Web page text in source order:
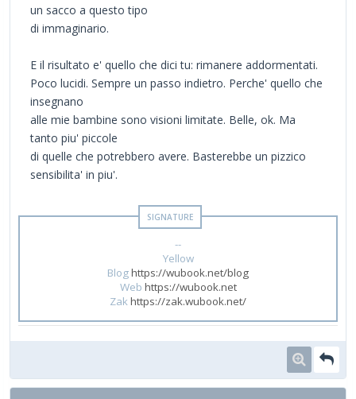
un sacco a questo tipo
di immaginario.
E il risultato e' quello che dici tu: rimanere addormentati.
Poco lucidi. Sempre un passo indietro. Perche' quello che
insegnano
alle mie bambine sono visioni limitate. Belle, ok. Ma
tanto piu' piccole
di quelle che potrebbero avere. Basterebbe un pizzico
sensibilita' in piu'.
--
Yellow
Bloghttps://wubook.net/blog
Web https://wubook.net
Zakhttps://zak.wubook.net/